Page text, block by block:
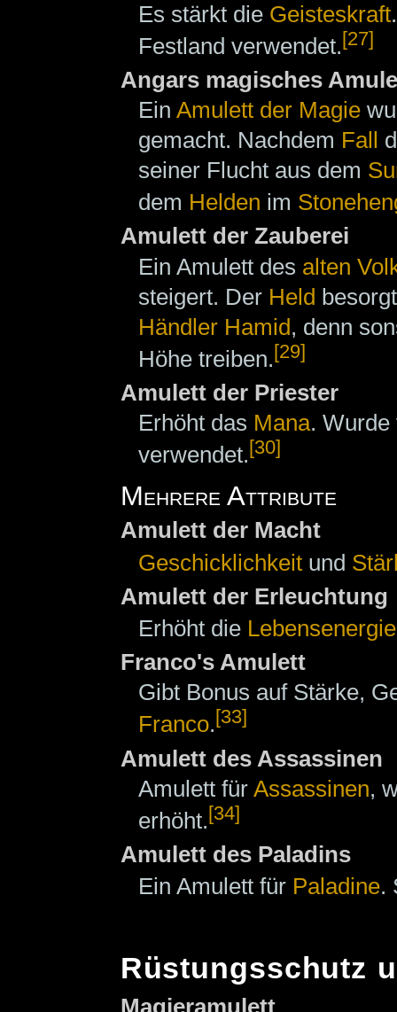
Es stärkt die Geisteskraft
Festland verwendet.[27]
Angars magisches
Ein Amulett der Magie
gemacht. Nachdem Fall
seiner Flucht aus dem
dem Helden im
Amulett der Zauberei
Ein Amulett des alten
steigert. Der Held
Händler Hamid, denn
Höhe treiben.[29]
Amulett der Priester
Erhöht das Mana.
verwendet.[30]
Mehrere Attribute
Amulett der Macht
Geschicklichkeit und
Amulett der Erleuchtung
Erhöht die Lebensenergie
Franco's Amulett
Gibt Bonus auf Stärke,
Franco. [33]
Amulett des Assassinen
Amulett für Assassinen,
erhöht.[34]
Amulett des Paladins
Ein Amulett für Paladine.
Rüstungsschutz
Magieramulett